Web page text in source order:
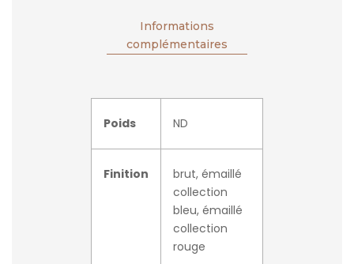
Informations
complémentaires
Poids ND
Finition
brut, émaillé
collection
bleu, émaillé
collection
rouge